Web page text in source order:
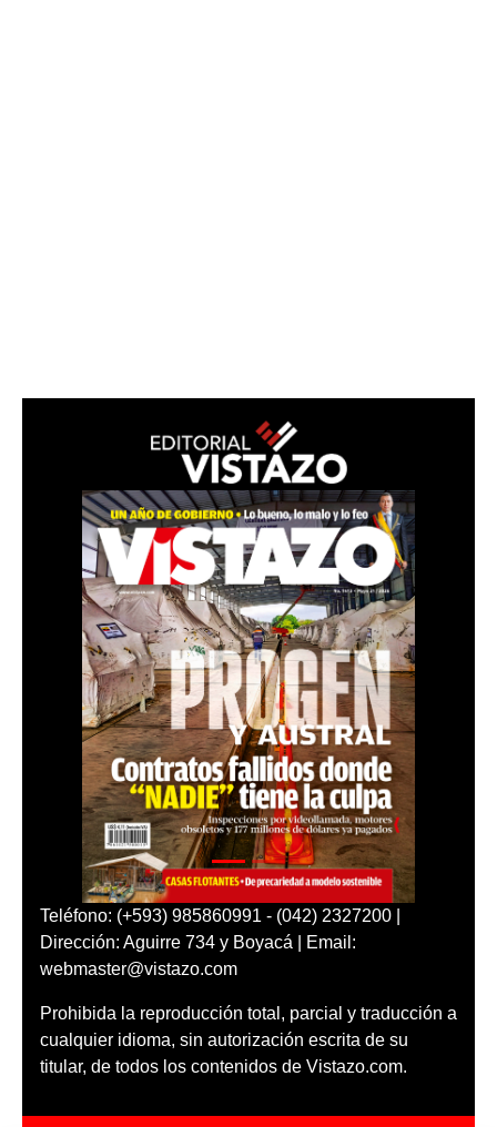
Teléfono: (+593) 985860991 - (042) 2327200 |
Dirección: Aguirre 734 y Boyacá | Email:
webmaster@vistazo.com
Prohibida la reproducción total, parcial y traducción a
cualquier idioma, sin autorización escrita de su
titular, de todos los contenidos de Vistazo.com.